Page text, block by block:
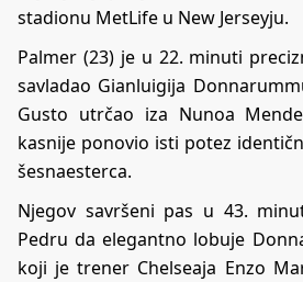
stadionu MetLife u New Jerseyju.
Palmer (23) je u 22. minuti
savladao Gianluigija
Gusto utrčao iza Nunoa
kasnije ponovio isti potez
šesnaesterca.
Njegov savršeni pas u 43.
Pedru da elegantno lobuje
koji je trener Chelseaja Enzo